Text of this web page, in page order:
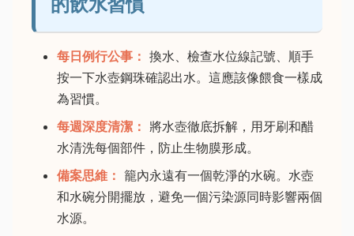
的飲水習慣
每日例行公事： 換水、檢查水位線記號、順手
按一下水壺鋼珠確認出水。這應該像餵食一樣成
為習慣。
每週深度清潔： 將水壺徹底拆解，用牙刷和醋
水清洗每個部件，防止生物膜形成。
備案思維： 籠內永遠有一個乾淨的水碗。水壺
和水碗分開擺放，避免一個污染源同時影響兩個
水源。